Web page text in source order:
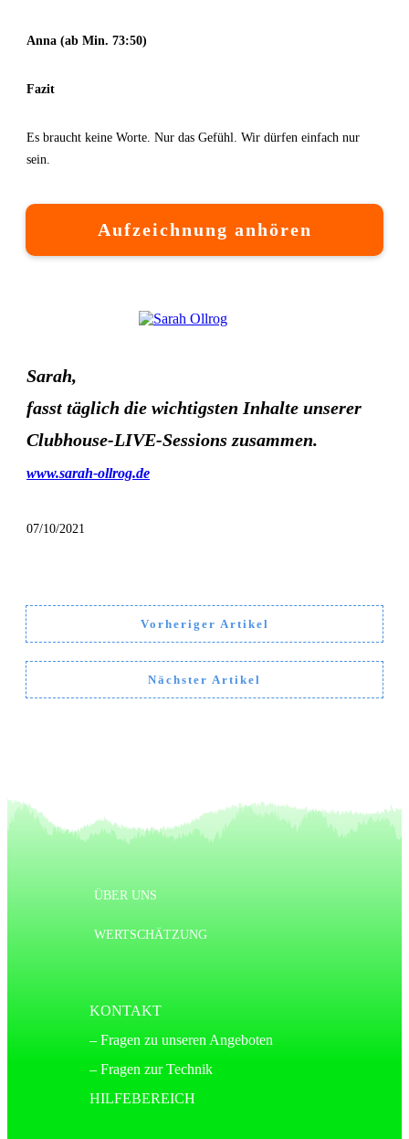
Anna (ab Min. 73:50)
Fazit
Es braucht keine Worte. Nur das Gefühl. Wir dürfen einfach nur
sein.
Aufzeichnung anhören
Sarah,
fasst täglich die wichtigsten Inhalte unserer
Clubhouse-LIVE-Sessions zusammen.
www.sarah-ollrog.de
07/10/2021
Vorheriger Artikel
Nächster Artikel
ÜBER UNS
WERTSCHÄTZUNG
KONTAKT
– Fragen zu unseren Angeboten
– Fragen zur Technik
HILFEBEREICH